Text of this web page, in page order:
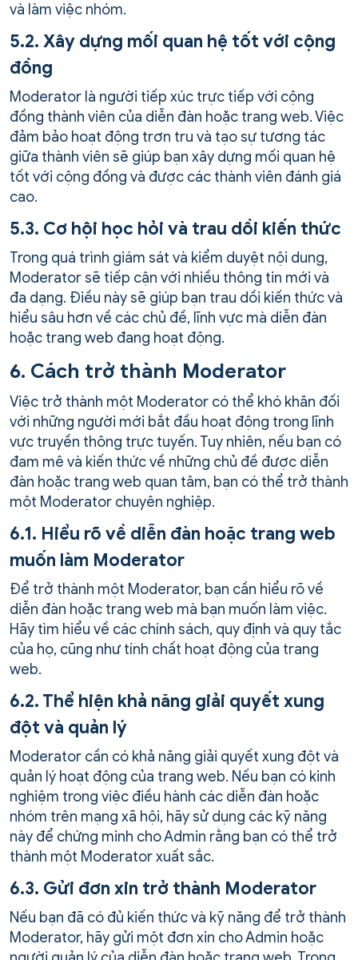
và làm việc nhóm.
5.2. Xây dựng mối quan hệ tốt với cộng
đồng
Moderator là người tiếp xúc trực tiếp với cộng
đồng thành viên của diễn đàn hoặc trang web. Việc
đảm bảo hoạt động trơn tru và tạo sự tương tác
giữa thành viên sẽ giúp bạn xây dựng mối quan hệ
tốt với cộng đồng và được các thành viên đánh giá
cao.
5.3. Cơ hội học hỏi và trau dồi kiến thức
Trong quá trình giám sát và kiểm duyệt nội dung,
Moderator sẽ tiếp cận với nhiều thông tin mới và
đa dạng. Điều này sẽ giúp bạn trau dồi kiến thức và
hiểu sâu hơn về các chủ đề, lĩnh vực mà diễn đàn
hoặc trang web đang hoạt động.
6. Cách trở thành Moderator
Việc trở thành một Moderator có thể khó khăn đối
với những người mới bắt đầu hoạt động trong lĩnh
vực truyền thông trực tuyến. Tuy nhiên, nếu bạn có
đam mê và kiến thức về những chủ đề được diễn
đàn hoặc trang web quan tâm, bạn có thể trở thành
một Moderator chuyên nghiệp.
6.1. Hiểu rõ về diễn đàn hoặc trang web
muốn làm Moderator
Để trở thành một Moderator, bạn cần hiểu rõ về
diễn đàn hoặc trang web mà bạn muốn làm việc.
Hãy tìm hiểu về các chính sách, quy định và quy tắc
của họ, cũng như tính chất hoạt động của trang
web.
6.2. Thể hiện khả năng giải quyết xung
đột và quản lý
Moderator cần có khả năng giải quyết xung đột và
quản lý hoạt động của trang web. Nếu bạn có kinh
nghiệm trong việc điều hành các diễn đàn hoặc
nhóm trên mạng xã hội, hãy sử dụng các kỹ năng
này để chứng minh cho Admin rằng bạn có thể trở
thành một Moderator xuất sắc.
6.3. Gửi đơn xin trở thành Moderator
Nếu bạn đã có đủ kiến thức và kỹ năng để trở thành
Moderator, hãy gửi một đơn xin cho Admin hoặc